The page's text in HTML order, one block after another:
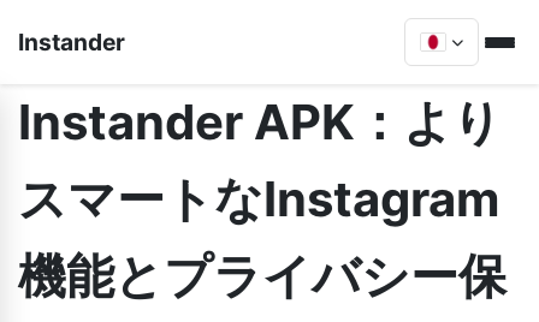
Instander
Instander APK：より
スマートなInstagram
機能とプライバシー保